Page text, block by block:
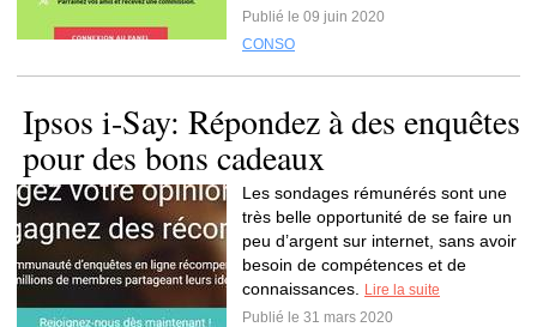
Publié le 09 juin 2020
CONSO
Ipsos i-Say: Répondez à des enquêtes
pour des bons cadeaux
Les sondages rémunérés sont une
très belle opportunité de se faire un
peu d’argent sur internet, sans avoir
besoin de compétences et de
connaissances.
Lire la suite
Publié le 31 mars 2020